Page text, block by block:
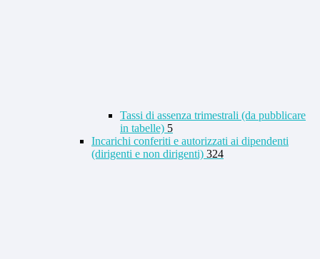
Tassi di assenza trimestrali (da pubblicare
in tabelle) 5
Incarichi conferiti e autorizzati ai dipendenti
(dirigenti e non dirigenti) 324